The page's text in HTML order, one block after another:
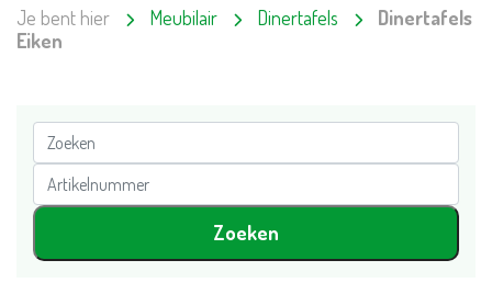
Je bent hier Meubilair Dinertafels
Dinertafels
Eiken